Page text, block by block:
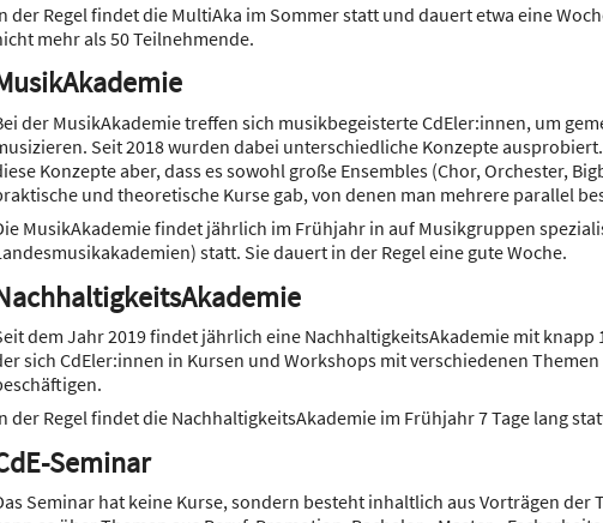
der Regel findet die MultiAka im Sommer statt und dauert etwa eine
mehr als 50 Teilnehmende.
der MusikAkademie treffen sich musikbegeisterte CdEler:innen, um
Seit 2018 wurden dabei unterschiedliche Konzepte
Konzepte aber, dass es sowohl große Ensembles (Chor, Orchester,
und theoretische Kurse gab, von denen man mehrere parallel
MusikAkademie findet jährlich im Frühjahr in auf Musikgruppen
statt. Sie dauert in der Regel eine gute Woche.
dem Jahr 2019 findet jährlich eine NachhaltigkeitsAkademie mit knapp
sich CdEler:innen in Kursen und Workshops mit verschiedenen
der Regel findet die NachhaltigkeitsAkademie im Frühjahr 7 Tage lang
Seminar
Seminar hat keine Kurse, sondern besteht inhaltlich aus Vorträgen der